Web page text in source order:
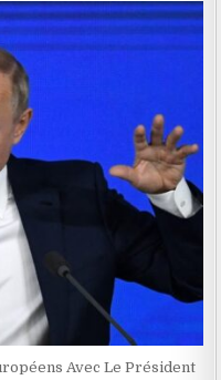
Avec Le Président